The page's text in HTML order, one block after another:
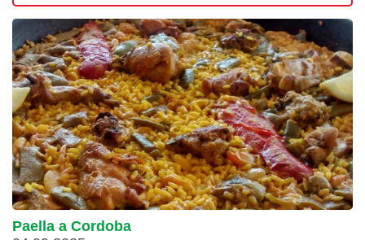
Paella a Cordoba